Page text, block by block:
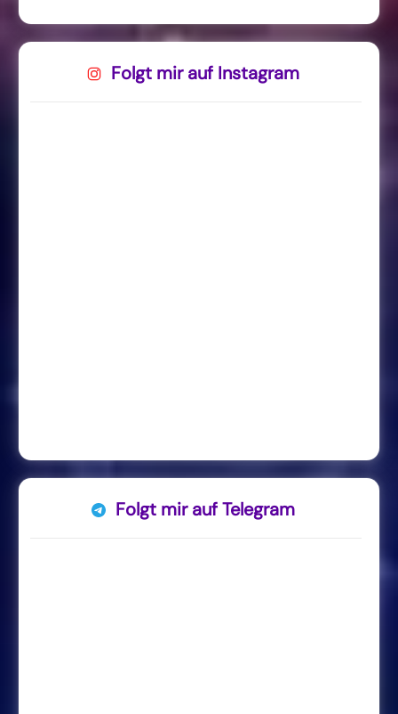
Folgt mir auf Instagram
Folgt mir auf Telegram